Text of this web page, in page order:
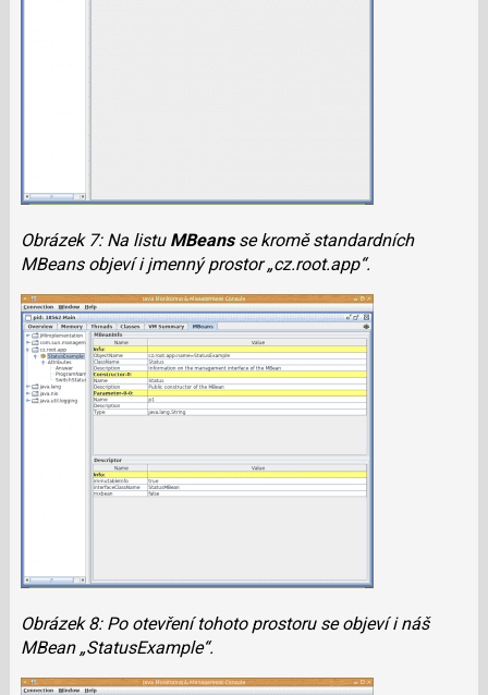
Obrázek 7: Na listu MBeansse kromě standardních
MBeans objeví i jmenný prostor „cz.root.app“.
Obrázek 8: Po otevření tohoto prostoru se objeví i náš
MBean „StatusExample“.